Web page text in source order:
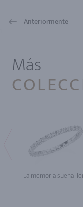
Anteriormente
Más
La memoria suena